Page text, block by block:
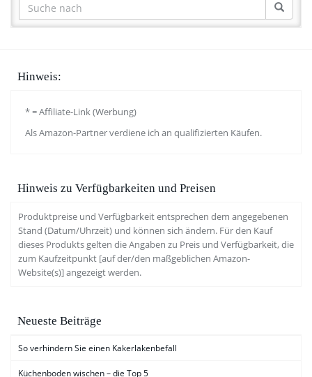
Hinweis:
* = Affiliate-Link (Werbung)
Als Amazon-Partner verdiene ich an qualifizierten Käufen.
Hinweis zu Verfügbarkeiten und Preisen
Produktpreise und Verfügbarkeit entsprechen dem angegebenen
Stand (Datum/Uhrzeit) und können sich ändern. Für den Kauf
dieses Produkts gelten die Angaben zu Preis und Verfügbarkeit, die
zum Kaufzeitpunkt [auf der/den maßgeblichen Amazon-
Website(s)] angezeigt werden.
Neueste Beiträge
So verhindern Sie einen Kakerlakenbefall
Küchenboden wischen – die Top 5